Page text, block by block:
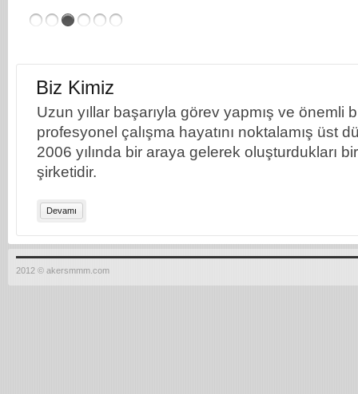
Biz Kimiz
Uzun yıllar başarıyla görev yapmış ve önemli
profesyonel çalışma hayatını noktalamış üst
2006 yılında bir araya gelerek oluşturdukları
şirketidir.
Devamı
2012 © akersmmm.com